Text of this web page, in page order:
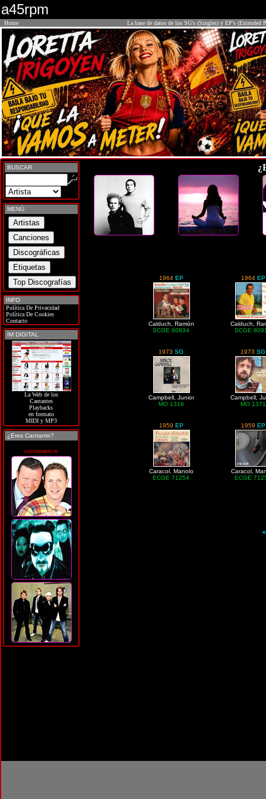
a45rpm
Home La base de datos de los SG's (Singles) y EP's (Extended
BUSCAR
MENÚ
INFO
Política De Privacidad
Política De Cookies
Contacto
IM DIGITAL
La Web de los
Cantantes
Playbacks
en formato
MIDI y MP3
¿Eres Cantante?
soycantante.es
1964 EP
Calduch, Ramón
SCGE 80834
1964 EP
Calduch,
SCGE
1973SG
Campbell, Junior
MO 1316
1973SG
Campbell,
MO 1371
1959 EP
Caracol, Manolo
ECGE 71254
1959 EP
Caracol,
ECGE